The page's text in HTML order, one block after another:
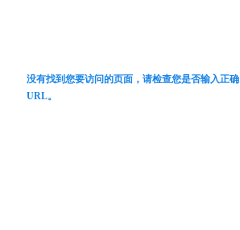
没有找到您要访问的页面，请检查您是否输入正确
URL。